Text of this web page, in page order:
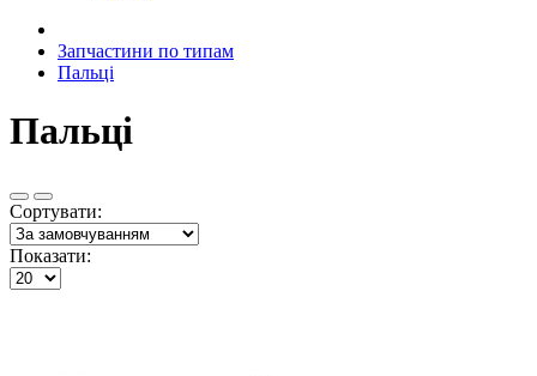
Запчастини по типам
Пальці
Пальці
Сортувати:
Показати: